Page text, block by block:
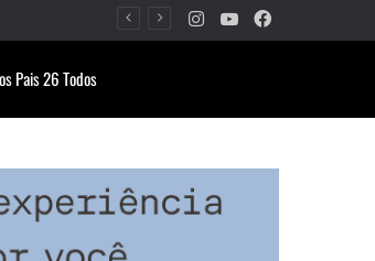
YouTube
Instagram